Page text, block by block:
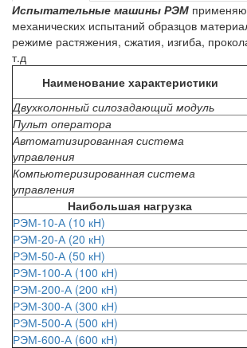
Испытательные машины РЭМ
механических испытаний образцов
режиме растяжения, сжатия, изгиба,
т.д
Наименование характеристики
Двухколонный силозадающий модуль
Пульт оператора
Автоматизированная система
управления
Компьютеризированная система
управления
Наибольшая нагрузка
РЭМ-10-А (10 кН)
РЭМ-20-А (20 кН)
РЭМ-50-А (50 кН)
РЭМ-100-А (100 кН)
РЭМ-200-А (200 кН)
РЭМ-300-А (300 кН)
РЭМ-500-А (500 кН)
РЭМ-600-А (600 кН)